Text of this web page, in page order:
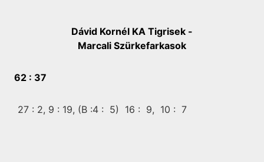
Dávid Kornél KA Tigrisek -
Marcali Szürkefarkasok
62 : 37
27 : 2, 9 : 19, (B :4 : 5) 16 : 9, 10 : 7